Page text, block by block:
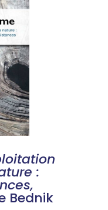
:
Bednik